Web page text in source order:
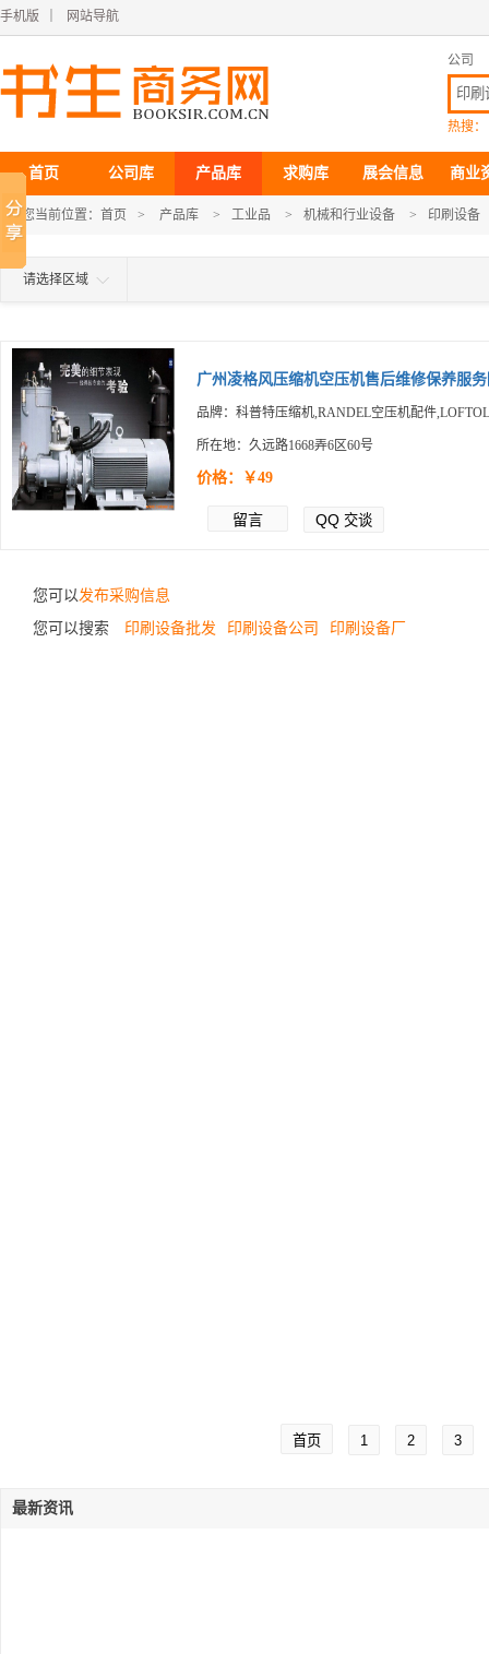
手机版 网站导航
公司
热搜：
首页 公司库 产品库 求购库 展会信息 商业
您当前位置： 首页 > 产品库 > 工业品 > 机械和行业设备 > 印刷设备
请选择区域
广州凌格风压缩机空压机售后维修保养服
品牌：科普特压缩机,RANDEL空压机配件
所在地：久远路1668弄6区60号
价格：￥49
留言 QQ 交谈
您可以发布采购信息
您可以搜索
印刷设备批发 印刷设备公司 印刷设备厂
首页 1 2 3
最新资讯